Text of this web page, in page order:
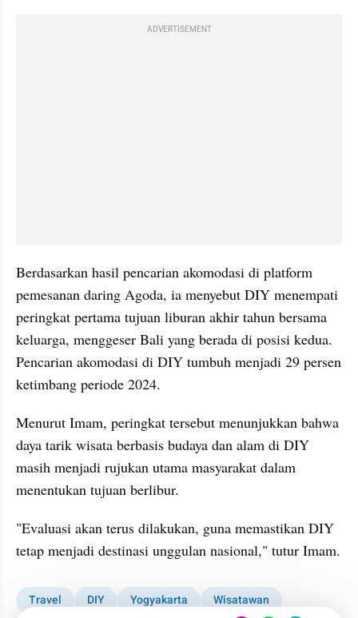
ADVERTISEMENT
Berdasarkan hasil pencarian akomodasi di platform
pemesanan daring Agoda, ia menyebut DIY menempati
peringkat pertama tujuan liburan akhir tahun bersama
keluarga, menggeser Bali yang berada di posisi kedua.
Pencarian akomodasi di DIY tumbuh menjadi 29 persen
ketimbang periode 2024.
Menurut Imam, peringkat tersebut menunjukkan bahwa
daya tarik wisata berbasis budaya dan alam di DIY
masih menjadi rujukan utama masyarakat dalam
menentukan tujuan berlibur.
"Evaluasi akan terus dilakukan, guna memastikan DIY
tetap menjadi destinasi unggulan nasional," tutur Imam.
Travel DIY Yogyakarta Wisatawan